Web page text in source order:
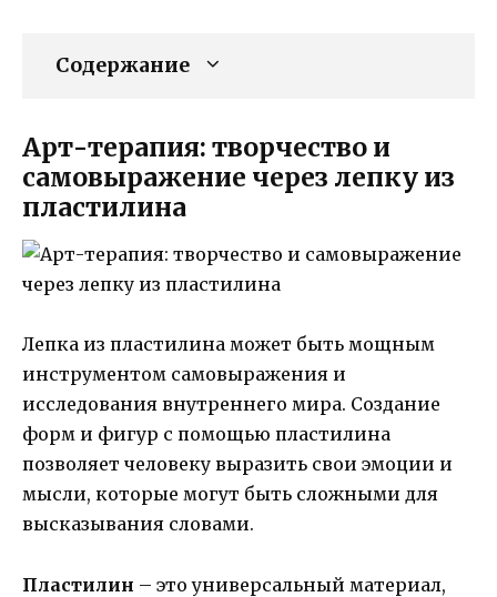
Содержание
Арт-терапия: творчество и
самовыражение через лепку из
пластилина
Лепка из пластилина может быть мощным
инструментом самовыражения и
исследования внутреннего мира. Создание
форм и фигур с помощью пластилина
позволяет человеку выразить свои эмоции и
мысли, которые могут быть сложными для
высказывания словами.
Пластилин – это универсальный материал,